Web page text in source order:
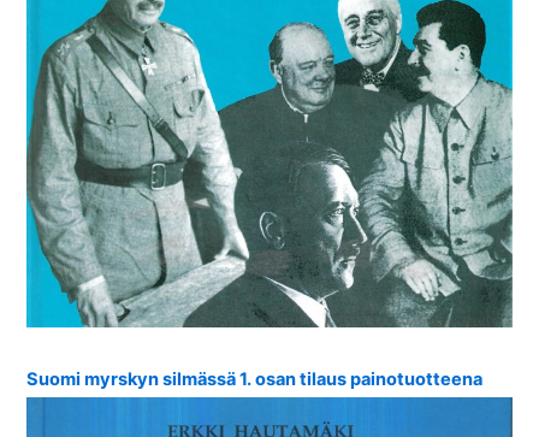
Suomi myrskyn silmässä 1. osan tilaus painotuotteena